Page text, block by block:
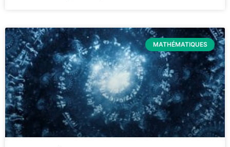
MATHÉMATIQUES